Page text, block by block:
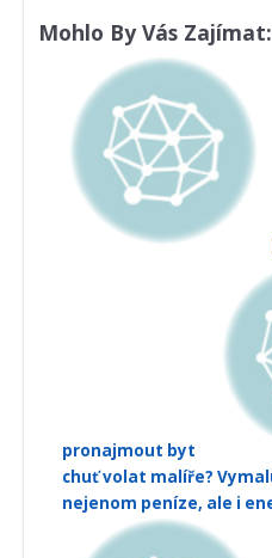
Mohlo By Vás Zajímat:
pronajmout byt
chuť volat malíře?
nejenom peníze, ale i